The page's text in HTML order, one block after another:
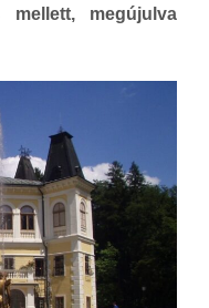
mellett, megújulva